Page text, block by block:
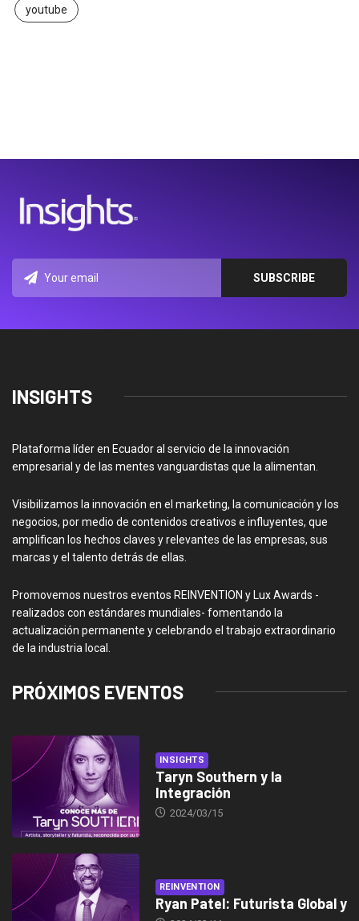
youtube
INSIGHTS
Plataforma líder en Ecuador al servicio de la innovación
empresarial y de las mentes vanguardistas que la alimentan.
Visibilizamos la innovación en el marketing, la comunicación y los
negocios, por medio de contenidos creativos e influyentes, que
amplifican los hechos claves y relevantes de las empresas, sus
marcas y el talento detrás de ellas.
Promovemos nuestros eventos REINVENTION y Lux Awards -
realizados con estándares mundiales- fomentando la
actualización permanente y celebrando el trabajo extraordinario
de la industria local.
PRÓXIMOS EVENTOS
INSIGHTS
Taryn Southern y la
Integración
2024/03/15
REINVENTION
Ryan Patel: Futurista Global y